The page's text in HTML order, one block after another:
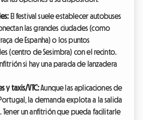
El festival suele establecer autobuses
las grandes ciudades (como
de Espanha) o los puntos
(centro de Sesimbra) con el recinto.
si hay una parada de lanzadera
y taxis/VTC:Aunque las aplicaciones de
Portugal, la demanda explota a la salida
Tener un anfitrión que pueda facilitarle